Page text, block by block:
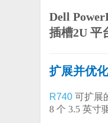
Dell
插槽2U 平
扩展并优
R740 可扩展
8 个 3.5 英寸